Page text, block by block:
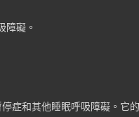
障礙。
症和其他睡眠呼吸障礙。它